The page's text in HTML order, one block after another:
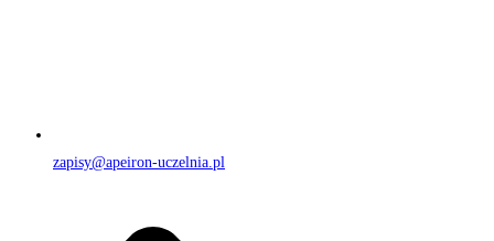
zapisy@apeiron-uczelnia.pl